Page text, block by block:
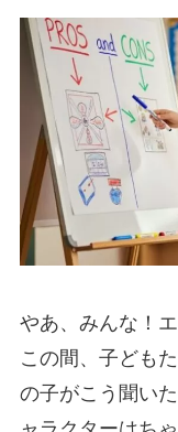
やあ、みんな！
この間、子ども
の子がこう聞い